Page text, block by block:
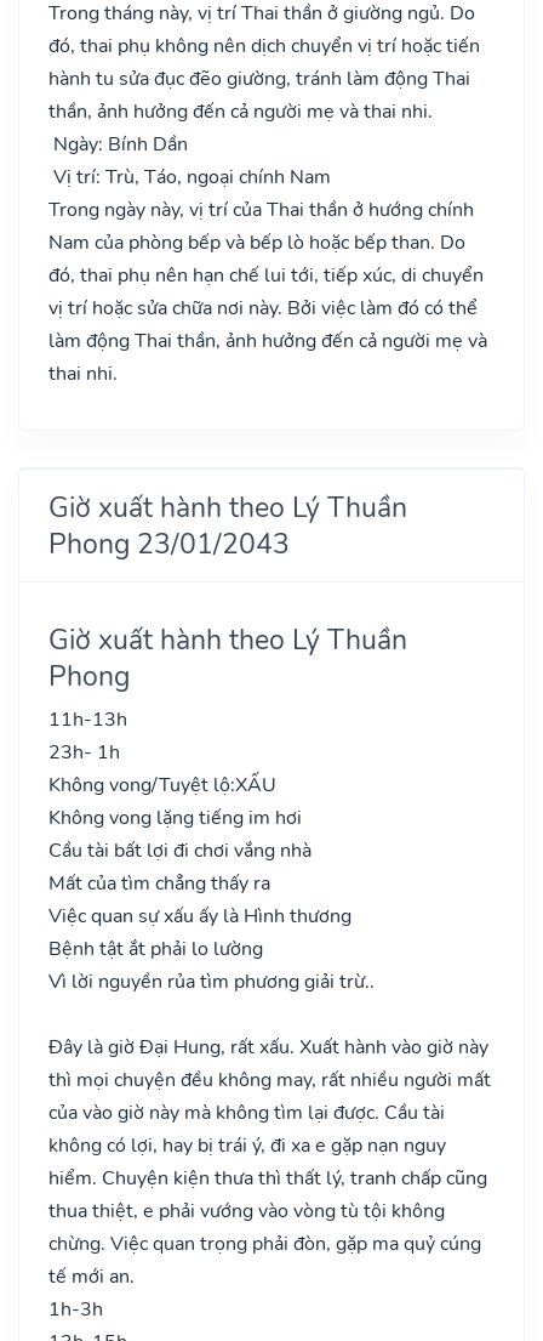
Trong tháng này, vị trí Thai thần ở giường ngủ. Do
đó, thai phụ không nên dịch chuyển vị trí hoặc tiến
hành tu sửa đục đẽo giường, tránh làm động Thai
thần, ảnh hưởng đến cả người mẹ và thai nhi.
Ngày: Bính Dần
Vị trí: Trù, Táo, ngoại chính Nam
Trong ngày này, vị trí của Thai thần ở hướng chính
Nam của phòng bếp và bếp lò hoặc bếp than. Do
đó, thai phụ nên hạn chế lui tới, tiếp xúc, di chuyển
vị trí hoặc sửa chữa nơi này. Bởi việc làm đó có thể
làm động Thai thần, ảnh hưởng đến cả người mẹ và
thai nhi.
Giờ xuất hành theo Lý Thuần
Phong 23/01/2043
Giờ xuất hành theo Lý Thuần
Phong
11h-13h
23h- 1h
Không vong/Tuyệt lộ:XẤU
Không vong lặng tiếng im hơi
Cầu tài bất lợi đi chơi vắng nhà
Mất của tìm chẳng thấy ra
Việc quan sự xấu ấy là Hình thương
Bệnh tật ắt phải lo lường
Vì lời nguyền rủa tìm phương giải trừ..
Đây là giờ Đại Hung, rất xấu. Xuất hành vào giờ này
thì mọi chuyện đều không may, rất nhiều người mất
của vào giờ này mà không tìm lại được. Cầu tài
không có lợi, hay bị trái ý, đi xa e gặp nạn nguy
hiểm. Chuyện kiện thưa thì thất lý, tranh chấp cũng
thua thiệt, e phải vướng vào vòng tù tội không
chừng. Việc quan trọng phải đòn, gặp ma quỷ cúng
tế mới an.
1h-3h